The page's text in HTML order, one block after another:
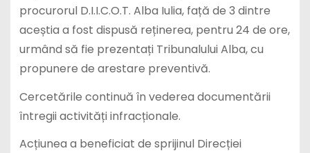
procurorul D.I.I.C.O.T. Alba Iulia, față de 3 dintre
aceștia a fost dispusă reținerea, pentru 24 de ore,
urmând să fie prezentați Tribunalului Alba, cu
propunere de arestare preventivă.
Cercetările continuă în vederea documentării
întregii activități infracționale.
Acțiunea a beneficiat de sprijinul Direcției